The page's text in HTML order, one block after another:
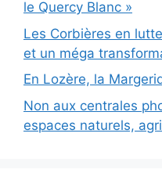
le Quercy Blanc »
Les Corbières en
et un méga
En Lozère, la
Non aux centrales
espaces naturels,